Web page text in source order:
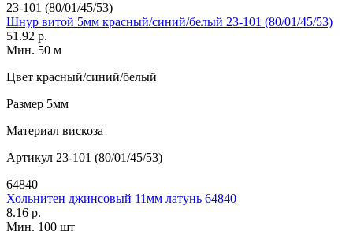
23-101 (80/01/45/53)
Шнур витой 5мм красный/синий/белый 23-101 (80/01/45/53)
51.92 р.
Мин. 50 м
Цвет красный/синий/белый
Размер 5мм
Материал вискоза
Артикул 23-101 (80/01/45/53)
64840
Хольнитен джинсовый 11мм латунь 64840
8.16 р.
Мин. 100 шт